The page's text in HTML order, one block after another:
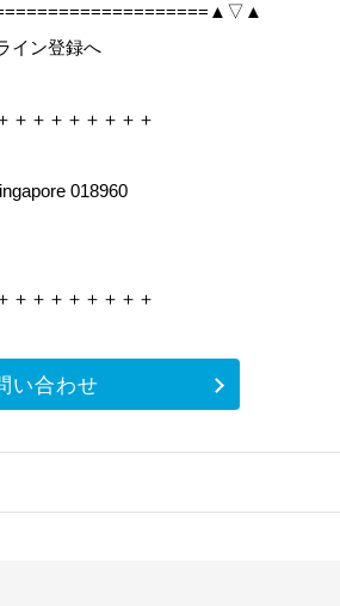
イン登録へ
＋＋＋＋＋＋＋＋
018960
＋＋＋＋＋＋＋＋
い合わせ